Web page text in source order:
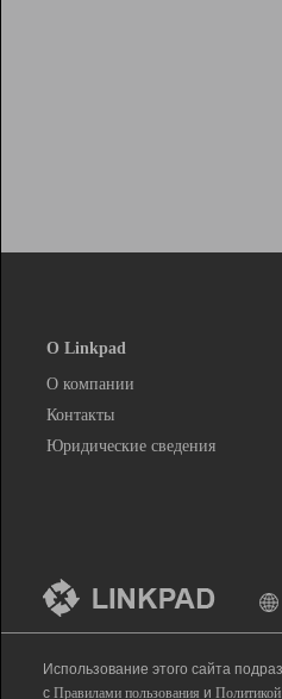
О Linkpad
О компании
Контакты
Юридические сведения
Использование этого сайта
с Правилами пользования и